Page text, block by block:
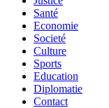
Santé
Economie
Societé
Culture
Sports
Education
Diplomatie
Contact